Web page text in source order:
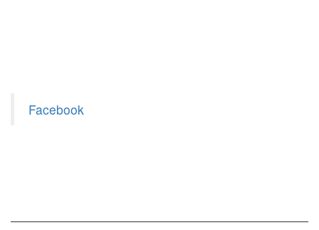
Facebook